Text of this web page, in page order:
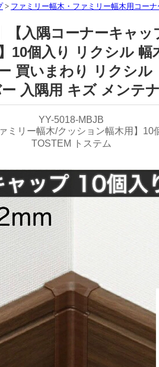
> ファミリー幅木・ファミリー幅木用コー
【入隅コーナーキャ
10個入り リクシル 幅
買いまわり リクシル
入隅用 キズ メンテ
YY-5018-MBJB
ミリー幅木/クッション幅木用】10
TOSTEM トステム